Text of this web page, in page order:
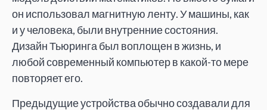
он использовал магнитную ленту. У машины, как
и у человека, были внутренние состояния.
Дизайн Тьюринга был воплощен в жизнь, и
любой современный компьютер в какой-то мере
повторяет его.
Предыдущие устройства обычно создавали для